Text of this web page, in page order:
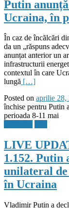
Putin
Ucraina, în
În caz de încălcări
da un „răspuns
anunțat anterior un
infrastructurii
contextul în care
lungă […]
Posted on aprilie 28,
închise pentru Putin
perioada 8-11 mai
LIVE
1.152.
unilateral de
în Ucraina
Vladimir Putin a